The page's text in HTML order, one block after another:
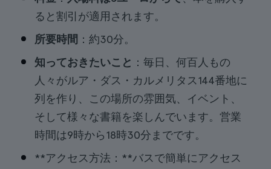
ると割引が適用されます。
所要時間 ：約30分。
知っておきたいこと ：毎日、何百人もの
人々がルア・ダス・カルメリタス144番地に
列を作り、この場所の雰囲気、イベント、
そして様々な書籍を楽しんでいます。営業
時間は9時から18時30分までです。
**アクセス方法：**バスで簡単にアクセス